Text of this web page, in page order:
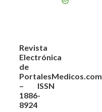
Revista
Electrónica
de
PortalesMedicos.com
– ISSN
1886-
8924